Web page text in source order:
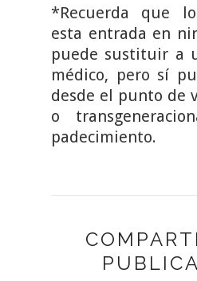
*Recuerda que
esta entrada en
puede sustituir a
médico, pero sí
desde el punto de
o
padecimiento.